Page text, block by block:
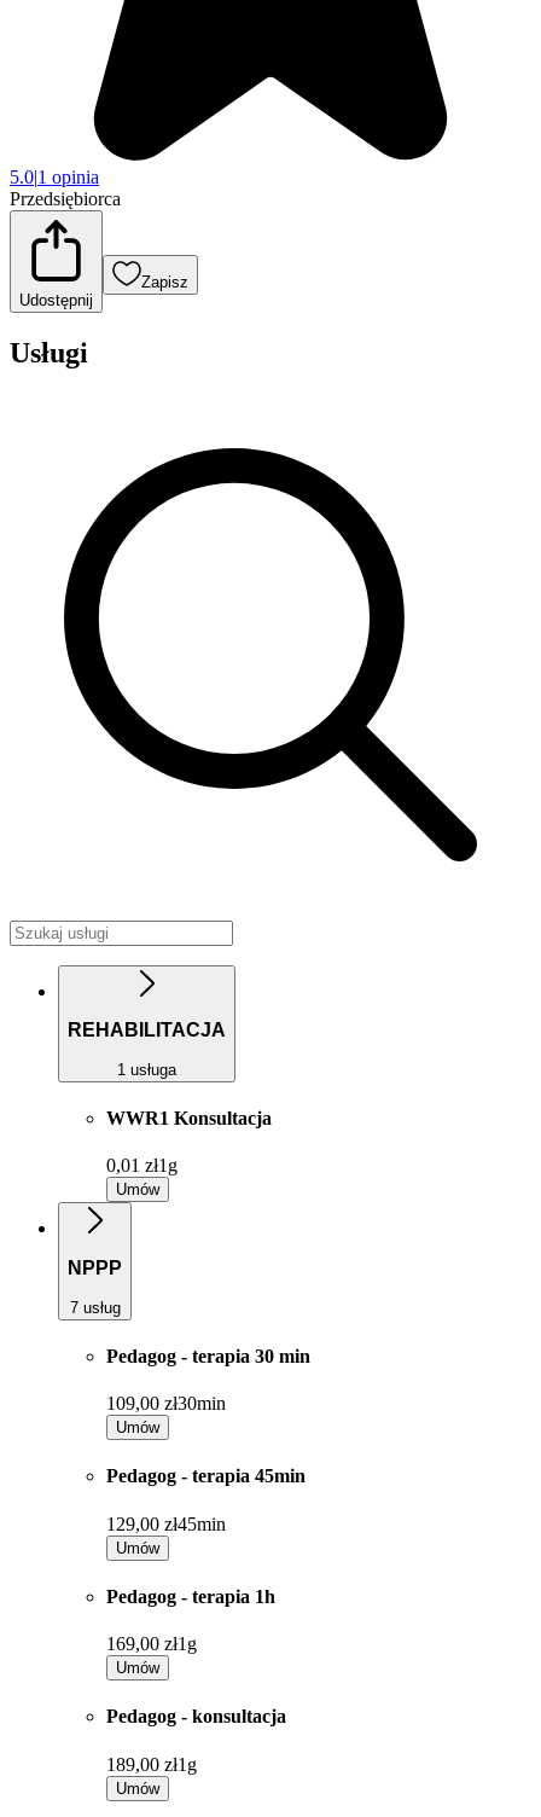
5.0|1 opinia
Przedsiębiorca
Udostępnij
Zapisz
Usługi
REHABILITACJA
1 usługa
WWR1 Konsultacja
0,01 zł1g
Umów
NPPP
7 usług
Pedagog - terapia 30 min
109,00 zł30min
Umów
Pedagog - terapia 45min
129,00 zł45min
Umów
Pedagog - terapia 1h
169,00 zł1g
Umów
Pedagog - konsultacja
189,00 zł1g
Umów